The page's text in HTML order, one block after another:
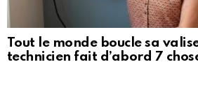
Tout le monde boucle sa
technicien fait d’abord 7